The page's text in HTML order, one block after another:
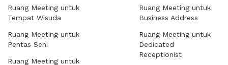
Ruang Meeting untuk
Tempat Wisuda
Ruang Meeting untuk
Pentas Seni
Ruang Meeting untuk
Ruang Meeting untuk
Business Address
Ruang Meeting untuk
Dedicated
Receptionist